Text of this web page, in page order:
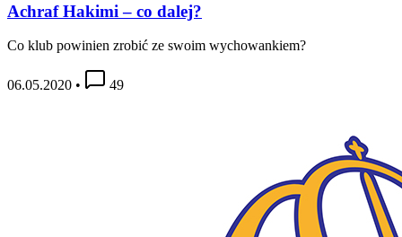
Achraf Hakimi – co dalej?
Co klub powinien zrobić ze swoim wychowankiem?
06.05.2020 • 49